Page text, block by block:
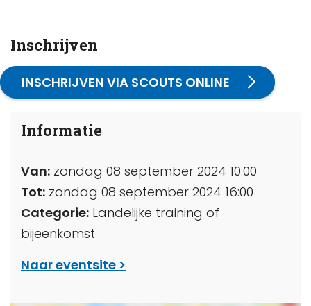
Inschrijven
INSCHRIJVEN VIA SCOUTS ONLINE
Informatie
Van: zondag 08 september 2024 10:00
Tot: zondag 08 september 2024 16:00
Categorie: Landelijke training of
bijeenkomst
Naar eventsite